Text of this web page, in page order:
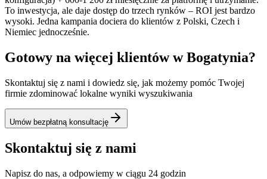
To inwestycja, ale daje dostęp do trzech rynków – ROI jest bardzo
wysoki. Jedna kampania dociera do klientów z Polski, Czech i
Niemiec jednocześnie.
Gotowy na więcej klientów wBogatynia?
Skontaktuj się z nami i dowiedz się, jak możemy pomóc Twojej
firmie zdominować lokalne wyniki wyszukiwania
Umów bezpłatną konsultację
Skontaktuj się z nami
Napisz do nas, a odpowiemy w ciągu 24 godzin